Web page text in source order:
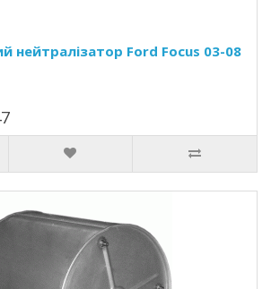
нейтралізатор Ford Focus 03-08